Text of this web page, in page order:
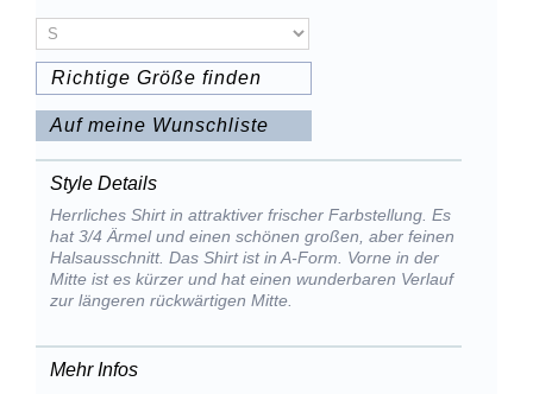
Richtige Größe finden
Auf meine Wunschliste
Style Details
Herrliches Shirt in attraktiver frischer Farbstellung. Es
hat 3/4 Ärmel und einen schönen großen, aber feinen
Halsausschnitt. Das Shirt ist in A-Form. Vorne in der
Mitte ist es kürzer und hat einen wunderbaren Verlauf
zur längeren rückwärtigen Mitte.
Mehr Infos